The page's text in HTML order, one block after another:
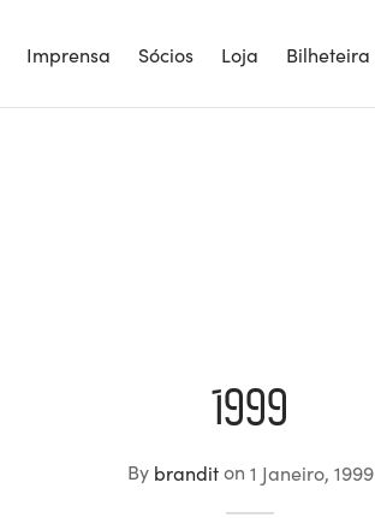
Imprensa Sócios Loja Bilheteira
1999
By branditon 1 Janeiro, 1999